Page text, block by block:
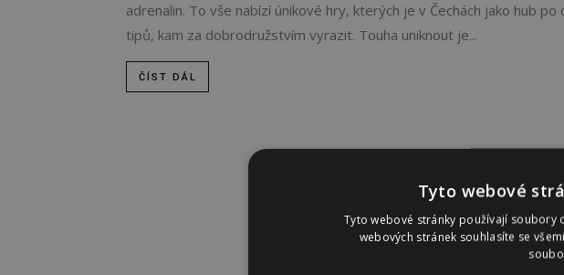
adrenalin. To vše nabízí únikové hry, kterých je v Čechách jako hub po
tipů, kam za dobrodružstvím vyrazit. Touha uniknout je...
ČÍST DÁL
Tyto webové
Tyto webové stránky používají soubory
webových stránek souhlasíte se